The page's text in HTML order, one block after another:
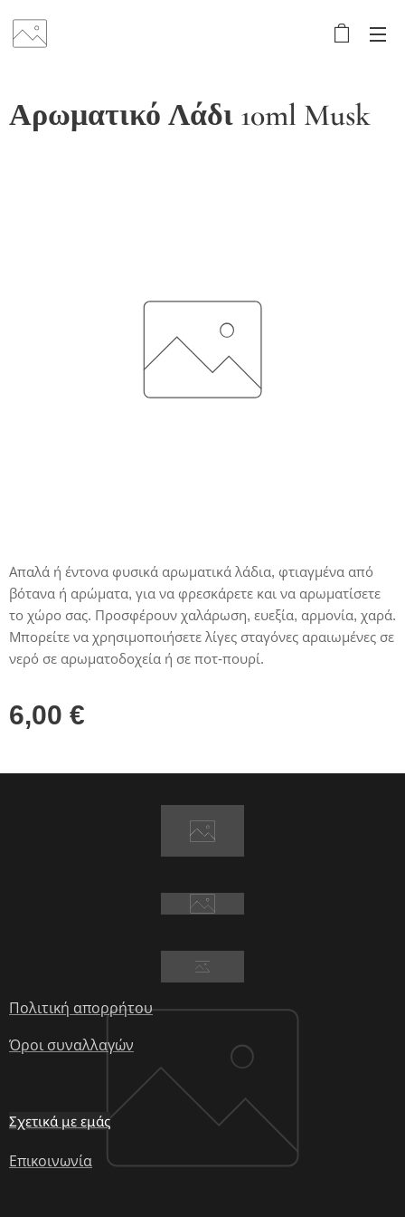
Αρωματικό Λάδι 10ml Musk
Απαλά ή έντονα φυσικά αρωματικά λάδια, φτιαγμένα από
βότανα ή αρώματα, για να φρεσκάρετε και να αρωματίσετε
το χώρο σας. Προσφέρουν χαλάρωση, ευεξία, αρμονία, χαρά.
Μπορείτε να χρησιμοποιήσετε λίγες σταγόνες αραιωμένες σε
νερό σε αρωματοδοχεία ή σε ποτ-πουρί.
6,00 €
Πολιτική απορρήτου
Όροι συναλλαγών
Σχετικά με εμάς
Επικοινωνία